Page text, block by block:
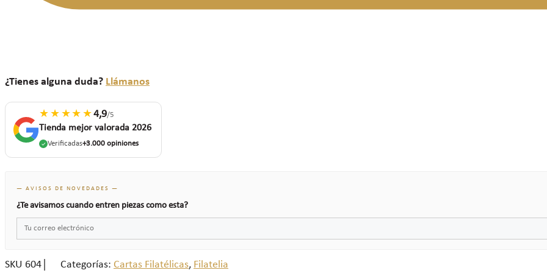
¿Tienes alguna duda? Llámanos
★★★★★4,9/5
Tienda mejor valorada 2026
Verificadas+3.000 opiniones
— AVISOS DE NOVEDADES —
¿Te avisamos cuando entren piezas como esta?
SKU 604 Categorías: Cartas Filatélicas, Filatelia